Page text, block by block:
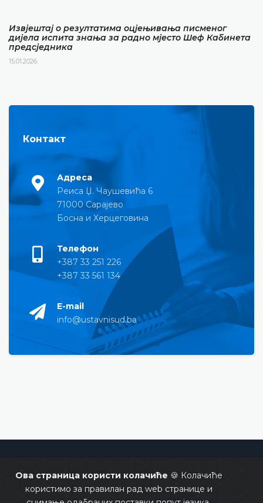
Ова страница користи колачиће 🍪 Колачиће
користимо за правилан рад web странице и
Извјештај о резултатима оцјењивања писменог
дијела испита знања за радно мјесто Шеф Кабинета
предсједника
15.01.2026.
Контакт
Адреса
Реиса Џ. Чаушевића 6
71000 Сарајево
Босна и Херцеговина
Телефон
+387 33 251 226
+387 33 561 134
E-mail
info@ustavnisud.ba